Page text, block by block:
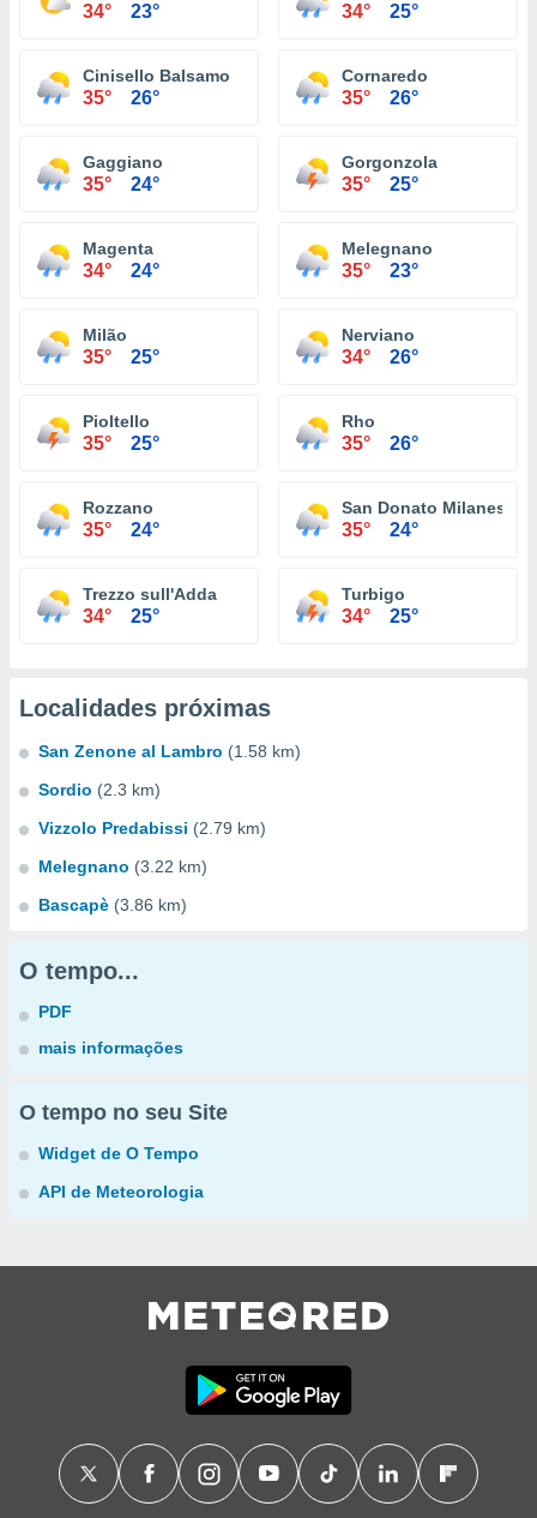
34° 23° 34° 25°
Cinisello Balsamo
35° 26°
Cornaredo
35° 26°
Gaggiano
35° 24°
Gorgonzola
35° 25°
Magenta
34° 24°
Melegnano
35° 23°
Milão
35° 25°
Nerviano
34° 26°
Pioltello
35° 25°
Rho
35° 26°
Rozzano
35° 24°
San Donato Milanese
35° 24°
Trezzo sull'Adda
34° 25°
Turbigo
34° 25°
Localidades próximas
San Zenone al Lambro (1.58 km)
Sordio (2.3 km)
Vizzolo Predabissi (2.79 km)
Melegnano (3.22 km)
Bascapè (3.86 km)
O tempo...
PDF
mais informações
O tempo no seu Site
Widget de O Tempo
API de Meteorologia